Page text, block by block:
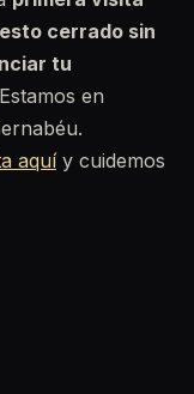
cerrado sin
tu
en
aquíy cuidemos